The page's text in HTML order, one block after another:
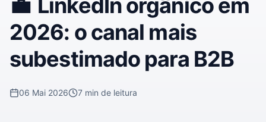
💼 LinkedIn orgânico em
2026: o canal mais
subestimado para B2B
06 Mai 2026 7 min de leitura